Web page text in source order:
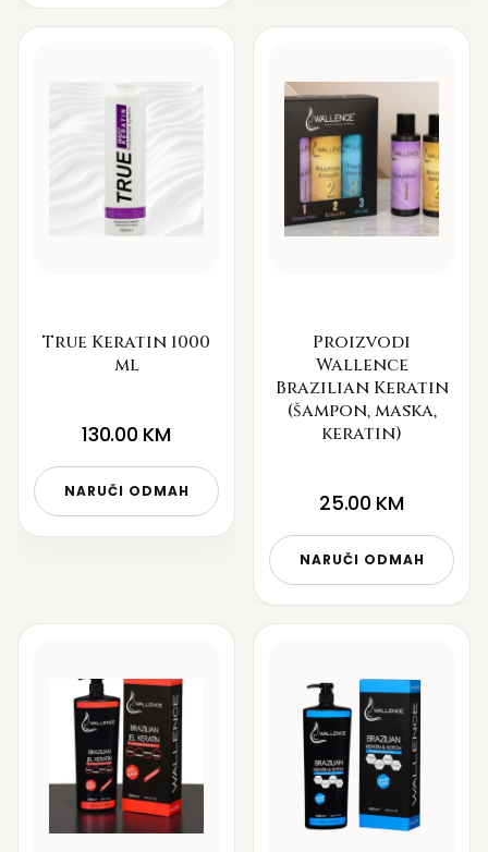
True Keratin 1000
ml
130.00 KM
NARUČI ODMAH
Proizvodi
Wallence
Brazilian Keratin
(šampon, maska,
keratin)
25.00 KM
NARUČI ODMAH